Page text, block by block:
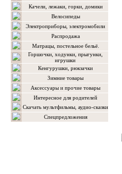
Качели, лежаки, горки, домики
Велосипеды
Электроприборы, электромобили
Распродажа
Матрацы, постельное бельё.
Горшочки, ходунки, прыгунки,
игрушки
Кенгурушки, рюкзачки
Зимние товары
Аксессуары и прочие товары
Интересное для родителей
Скачать мультфильмы, аудио-сказки
Спецпредложения